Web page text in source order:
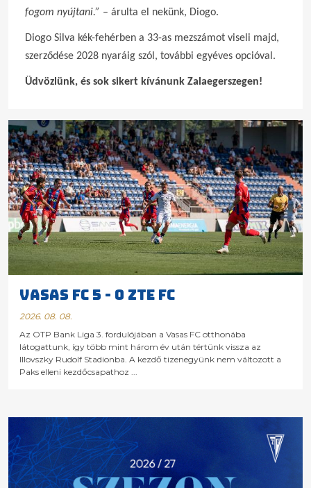
fogom nyújtani.” – árulta el nekünk, Diogo.
Diogo Silva kék-fehérben a 33-as mezszámot viseli majd,
szerződése 2028 nyaráig szól, további egyéves opcióval.
Üdvözlünk, és sok sikert kívánunk Zalaegerszegen!
VASAS FC 5 - 0 ZTE FC
2026. 08. 08.
Az OTP Bank Liga 3. fordulójában a Vasas FC otthonába
látogattunk, így több mint három év után tértünk vissza az
Illovszky Rudolf Stadionba. A kezdő tizenegyünk nem változott a
Paks elleni kezdőcsapathoz ...